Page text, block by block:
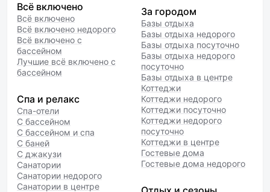
Всё включено
Всё включено
Всё включено недорого
Всё включено с
бассейном
Лучшие всё включено с
бассейном
Спа и релакс
Спа-отели
С бассейном
С бассейном и спа
С баней
С джакузи
Санатории
Санатории недорого
Санатории в центре
За городом
Базы отдыха
Базы отдыха недорого
Базы отдыха посуточно
Базы отдыха недорого
посуточно
Базы отдыха в центре
Коттеджи
Коттеджи недорого
Коттеджи посуточно
Коттеджи недорого
посуточно
Коттеджи в центре
Гостевые дома
Гостевые дома недорого